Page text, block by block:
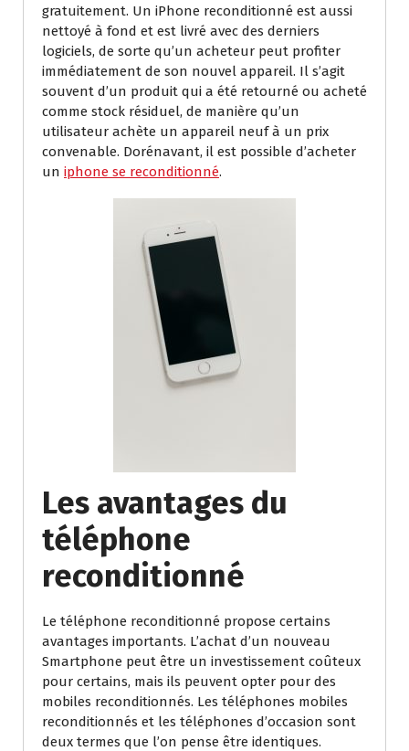
gratuitement. Un iPhone reconditionné est aussi
nettoyé à fond et est livré avec des derniers
logiciels, de sorte qu’un acheteur peut profiter
immédiatement de son nouvel appareil. Il s’agit
souvent d’un produit qui a été retourné ou acheté
comme stock résiduel, de manière qu’un
utilisateur achète un appareil neuf à un prix
convenable. Dorénavant, il est possible d’acheter
un iphone se reconditionné.
Les avantages du
téléphone
reconditionné
Le téléphone reconditionné propose certains
avantages importants. L’achat d’un nouveau
Smartphone peut être un investissement coûteux
pour certains, mais ils peuvent opter pour des
mobiles reconditionnés. Les téléphones mobiles
reconditionnés et les téléphones d’occasion sont
deux termes que l’on pense être identiques.